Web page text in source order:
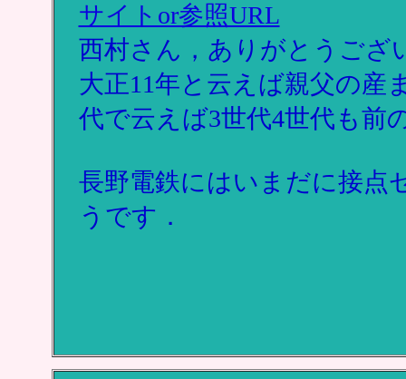
サイトor参照URL
西村さん，ありがとうござ
大正11年と云えば親父の産
代で云えば3世代4世代も前
長野電鉄にはいまだに接点
うです．